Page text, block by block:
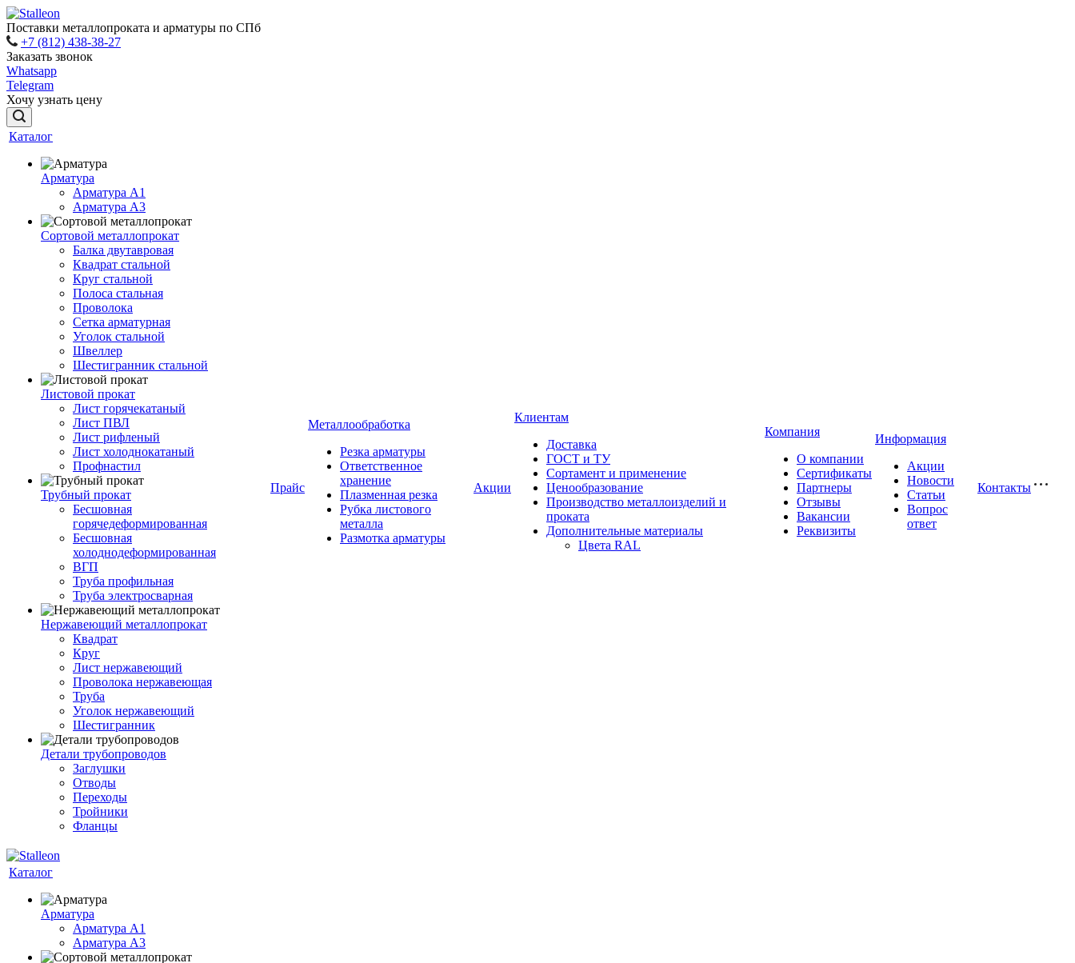
Поставки металлопроката и арматуры по СПб
+7 (812) 438-38-27
Заказать звонок
Whatsapp
Telegram
Хочу узнать цену
Каталог
Арматура
Арматура A1
Арматура А3
Сортовой металлопрокат
Балка двутавровая
Квадрат стальной
Круг стальной
Полоса стальная
Проволока
Сетка арматурная
Уголок стальной
Швеллер
Шестигранник стальной
Листовой прокат
Лист горячекатаный
Лист ПВЛ
Лист рифленый
Лист холоднокатаный
Профнастил
Трубный прокат
Бесшовная
горячедеформированная
Бесшовная
холоднодеформированная
ВГП
Труба профильная
Труба электросварная
Нержавеющий металлопрокат
Квадрат
Круг
Лист нержавеющий
Проволока нержавеющая
Труба
Уголок нержавеющий
Шестигранник
Детали трубопроводов
Заглушки
Отводы
Переходы
Тройники
Фланцы
Прайс
Металлообработка
Резка арматуры
Ответственное
хранение
Плазменная резка
Рубка листового
металла
Размотка арматуры
Акции
Клиентам
Доставка
ГОСТ и ТУ
Сортамент и применение
Ценообразование
Производство металлоизделий и
проката
Дополнительные материалы
Цвета RAL
Компания
О компании
Сертификаты
Партнеры
Отзывы
Вакансии
Реквизиты
Информация
Акции
Новости
Статьи
Вопрос
ответ
Контакты
Каталог
Арматура
Арматура A1
Арматура А3